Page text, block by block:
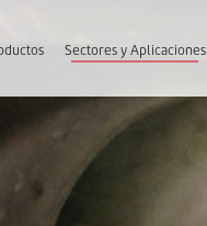
Sectores y Aplicaciones